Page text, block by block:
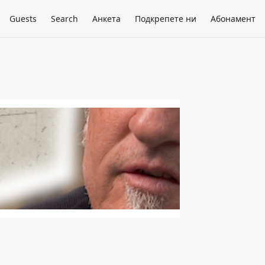
Guests Search Анкета Подкрепете ни Абонамент